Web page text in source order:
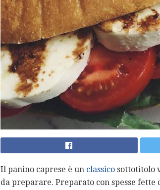
Il panino caprese è un classico sottotitolo
da preparare. Preparato con spesse